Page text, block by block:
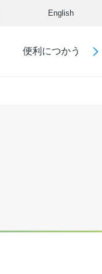
English
便利につかう